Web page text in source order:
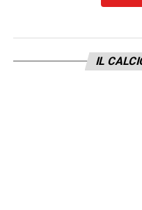
IL